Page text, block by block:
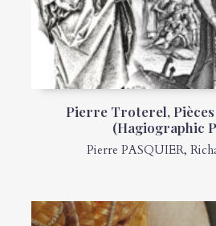
Pierre Troterel,
(Hagiographic
Pierre PASQUIER,